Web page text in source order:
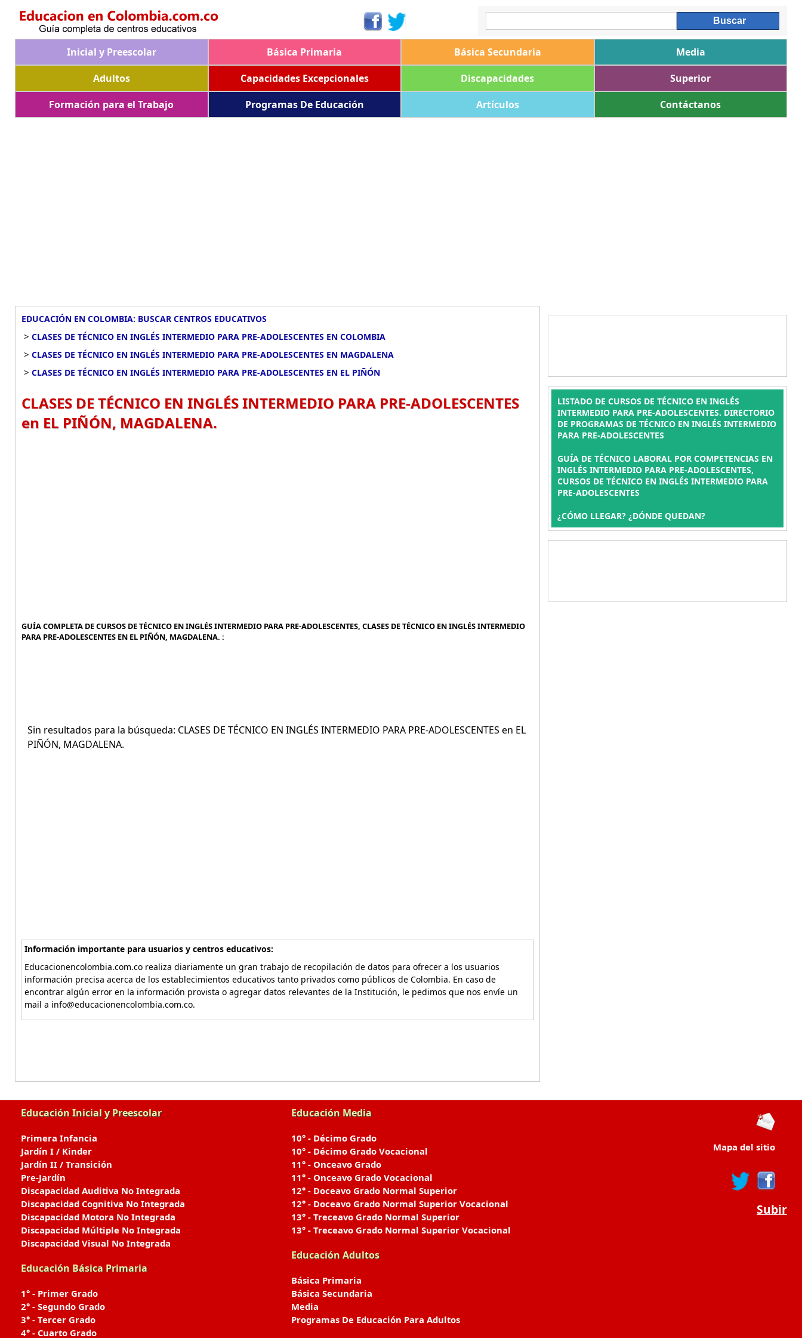
Inicial y Preescolar Básica Primaria Básica Secundaria
Media
Adultos
Capacidades Excepcionales Discapacidades
Superior
Formación para el Trabajo
Programas De Educación Artículos Contáctanos
EDUCACIÓN EN COLOMBIA: BUSCAR CENTROS EDUCATIVOS
> CLASES DE TÉCNICO EN INGLÉS INTERMEDIO PARA PRE-ADOLESCENTES EN COLOMBIA
> CLASES DE TÉCNICO EN INGLÉS INTERMEDIO PARA PRE-ADOLESCENTES EN MAGDALENA
> CLASES DE TÉCNICO EN INGLÉS INTERMEDIO PARA PRE-ADOLESCENTES EN EL PIÑÓN
CLASES DE TÉCNICO EN INGLÉS INTERMEDIO PARA PRE-ADOLESCENTES
en EL PIÑÓN, MAGDALENA.
GUÍA COMPLETA DE CURSOS DE TÉCNICO EN INGLÉS INTERMEDIO PARA PRE-ADOLESCENTES, CLASES DE TÉCNICO EN INGLÉS INTERMEDIO
PARA PRE-ADOLESCENTES EN EL PIÑÓN, MAGDALENA. :
Sin resultados para la búsqueda: CLASES DE TÉCNICO EN INGLÉS INTERMEDIO PARA PRE-ADOLESCENTES en EL
PIÑÓN, MAGDALENA.
Información importante para usuarios y centros educativos:
Educacionencolombia.com.co realiza diariamente un gran trabajo de recopilación de datos para ofrecer a los usuarios
información precisa acerca de los establecimientos educativos tanto privados como públicos de Colombia. En caso de
encontrar algún error en la información provista o agregar datos relevantes de la Institución, le pedimos que nos envíe un
mail a info@educacionencolombia.com.co.
LISTADO DE CURSOS DE TÉCNICO EN INGLÉS
INTERMEDIO PARA PRE-ADOLESCENTES. DIRECTORIO
DE PROGRAMAS DE TÉCNICO EN INGLÉS INTERMEDIO
PARA PRE-ADOLESCENTES
GUÍA DE TÉCNICO LABORAL POR COMPETENCIAS EN
INGLÉS INTERMEDIO PARA PRE-ADOLESCENTES,
CURSOS DE TÉCNICO EN INGLÉS INTERMEDIO PARA
PRE-ADOLESCENTES
¿CÓMO LLEGAR? ¿DÓNDE QUEDAN?
Educación Inicial y Preescolar
Primera Infancia
Jardín I / Kinder
Jardín II / Transición
Pre-Jardín
Discapacidad Auditiva No Integrada
Discapacidad Cognitiva No Integrada
Discapacidad Motora No Integrada
Discapacidad Múltiple No Integrada
Discapacidad Visual No Integrada
Educación Básica Primaria
1° - Primer Grado
2° - Segundo Grado
3° - Tercer Grado
4° - Cuarto Grado
Educación Media
10° - Décimo Grado
10° - Décimo Grado Vocacional
11° - Onceavo Grado
11° - Onceavo Grado Vocacional
12° - Doceavo Grado Normal Superior
12° - Doceavo Grado Normal Superior Vocacional
13° - Treceavo Grado Normal Superior
13° - Treceavo Grado Normal Superior Vocacional
Educación Adultos
Básica Primaria
Básica Secundaria
Media
Programas De Educación Para Adultos
Mapa del sitio
Subir